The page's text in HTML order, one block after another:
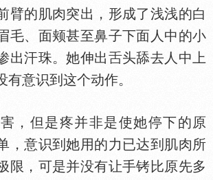
臂的肌肉突出，形成了浅浅的白
毛、面颊甚至鼻子下面人中的小
出汗珠。她伸出
头舔去人中上
有意识到这个动作。
但是疼并非是使她停下的原
，意识到她用的力已达到肌肉所
限，可是并没有让手铐比原先多